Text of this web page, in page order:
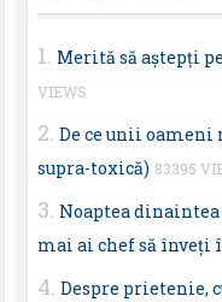
Merită să aştepţi
VIEWS
De ce unii oameni
supra-toxică) 83395
Noaptea
mai ai chef să înveţi
Despre prietenie,